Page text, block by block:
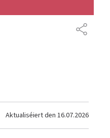
Aktualiséiert den 16.07.2026